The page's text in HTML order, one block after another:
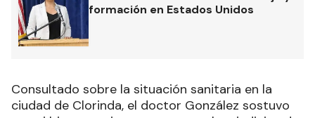
formación en Estados Unidos
Consultado sobre la situación sanitaria en la
ciudad de Clorinda, el doctor González sostuvo